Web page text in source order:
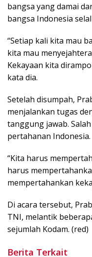
bangsa yang damai
bangsa Indonesia
“Setiap kali kita mau
kita mau
Kekayaan kita
kata dia.
Setelah disumpah,
menjalankan tugas
tanggung jawab.
pertahanan Indonesia.
“Kita harus
harus
mempertahankan
Di acara tersebut,
TNI, melantik
sejumlah Kodam. (red)
Berita Terkait